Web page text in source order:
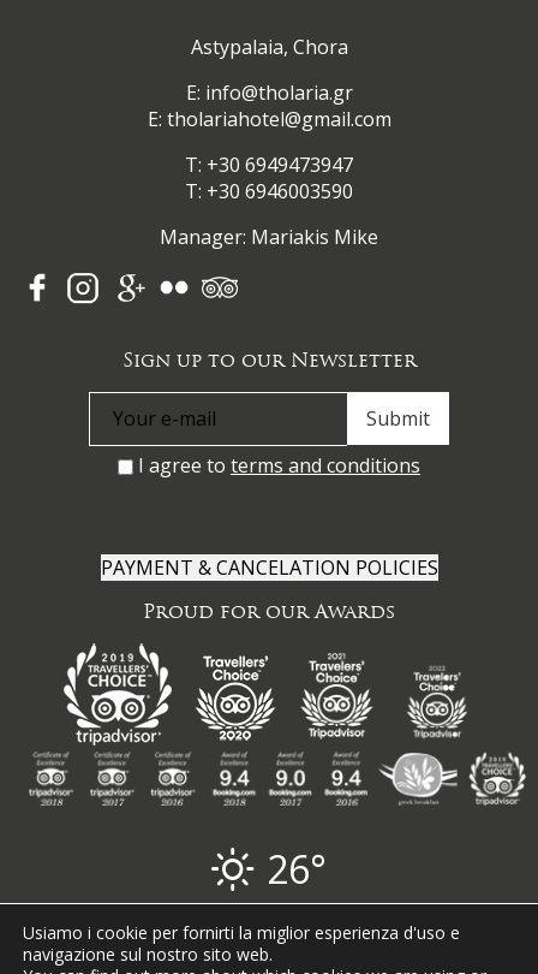
Astypalaia, Chora
Ε: info@tholaria.gr
E: tholariahotel@gmail.com
T: +30 6949473947
T: +30 6946003590
Manager: Mariakis Mike
Sign up to our Newsletter
I agree to terms and conditions
PAYMENT & CANCELATION POLICIES
Proud for our Awards
26°
ΜΗΤΕ: 1468Κ032Α0343300. Privacy Policy
© 2019 Tholaria Hotel. All rights reserved.
Usiamo i cookie per fornirti la miglior esperienza d'uso e
navigazione sul nostro sito web.